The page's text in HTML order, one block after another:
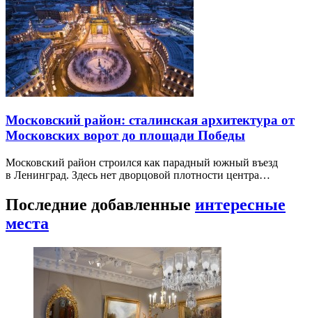
Московский район: сталинская архитектура от
Московских ворот до площади Победы
Московский район строился как парадный южный въезд
в Ленинград. Здесь нет дворцовой плотности центра…
Последние добавленные интересные
места